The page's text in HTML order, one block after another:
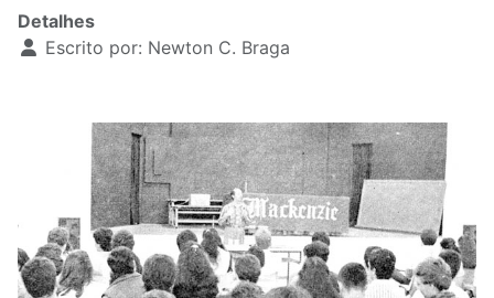
Detalhes
Escrito por: Newton C. Braga